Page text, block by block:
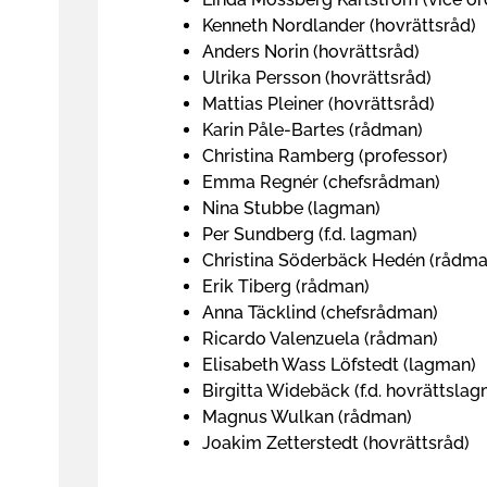
Kenneth Nordlander (hovrättsråd)
Anders Norin (hovrättsråd)
Ulrika Persson (hovrättsråd)
Mattias Pleiner (hovrättsråd)
Karin Påle-Bartes (rådman)
Christina Ramberg (professor)
Emma Regnér (chefsrådman)
Nina Stubbe (lagman)
Per Sundberg (f.d. lagman)
Christina Söderbäck Hedén
Erik Tiberg (rådman)
Anna Täcklind (chefsrådman)
Ricardo Valenzuela (rådman)
Elisabeth Wass Löfstedt (lagman)
Birgitta Widebäck (f.d.
Magnus Wulkan (rådman)
Joakim Zetterstedt (hovrättsråd)